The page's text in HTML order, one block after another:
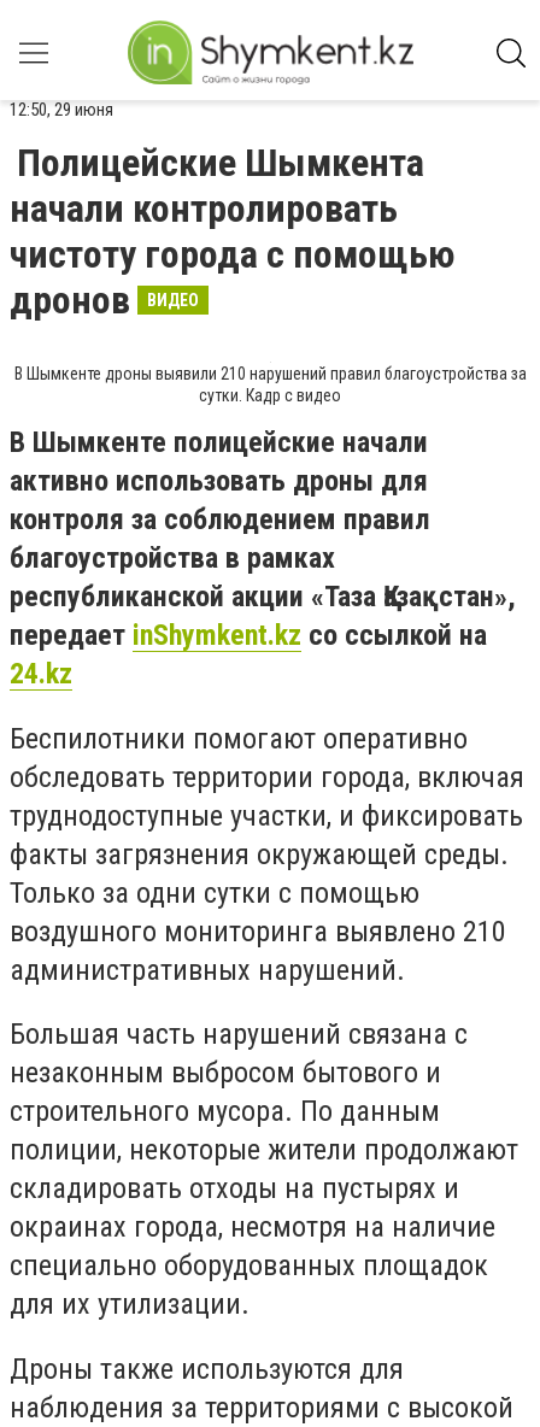
12:50, 29 июня
Полицейские Шымкента
начали контролировать
чистоту города с помощью
дронов
ВИДЕО
В Шымкенте дроны выявили 210 нарушений правил благоустройства за
сутки. Кадр с видео
В Шымкенте полицейские начали
активно использовать дроны для
контроля за соблюдением правил
благоустройства в рамках
республиканской акции «Таза Қазақстан»,
передает inShymkent.kz со ссылкой на
24.kz
Беспилотники помогают оперативно
обследовать территории города, включая
труднодоступные участки, и фиксировать
факты загрязнения окружающей среды.
Только за одни сутки с помощью
воздушного мониторинга выявлено 210
административных нарушений.
Большая часть нарушений связана с
незаконным выбросом бытового и
строительного мусора. По данным
полиции, некоторые жители продолжают
складировать отходы на пустырях и
окраинах города, несмотря на наличие
специально оборудованных площадок
для их утилизации.
Дроны также используются для
наблюдения за территориями с высокой